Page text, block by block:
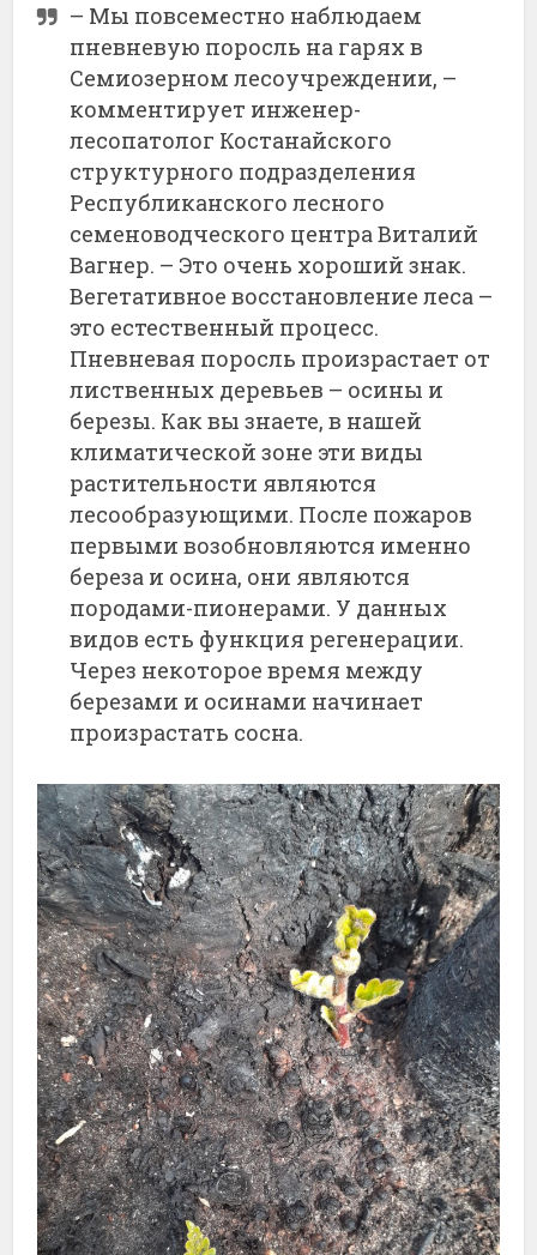
– Мы повсеместно наблюдаем
пневневую поросль на гарях в
Семиозерном лесоучреждении, –
комментирует инженер-
лесопатолог Костанайского
структурного подразделения
Республиканского лесного
семеноводческого центра Виталий
Вагнер. – Это очень хороший знак.
Вегетативное восстановление леса –
это естественный процесс.
Пневневая поросль произрастает от
лиственных деревьев – осины и
березы. Как вы знаете, в нашей
климатической зоне эти виды
растительности являются
лесообразующими. После пожаров
первыми возобновляются именно
береза и осина, они являются
породами-пионерами. У данных
видов есть функция регенерации.
Через некоторое время между
березами и осинами начинает
произрастать сосна.